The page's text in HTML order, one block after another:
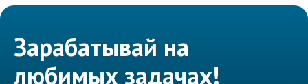
Зарабатывай на
любимых задачах!